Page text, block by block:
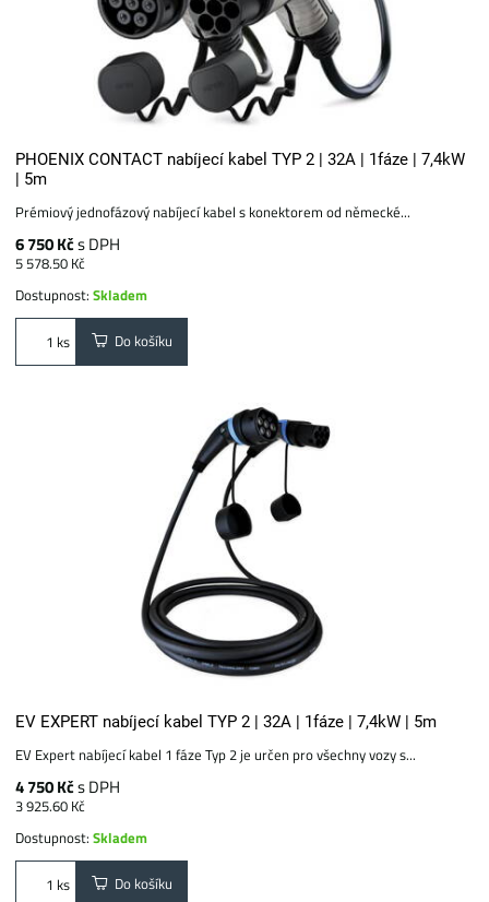
PHOENIX CONTACT nabíjecí kabel TYP 2 | 32A | 1fáze | 7,4kW
| 5m
Prémiový jednofázový nabíjecí kabel s konektorem od německé...
6 750 Kčs DPH
5 578.50 Kč
Dostupnost:Skladem
ks Do košíku
EV EXPERT nabíjecí kabel TYP 2 | 32A | 1fáze | 7,4kW | 5m
EV Expert nabíjecí kabel 1 fáze Typ 2 je určen pro všechny vozy s...
4 750 Kčs DPH
3 925.60 Kč
Dostupnost:Skladem
ks Do košíku